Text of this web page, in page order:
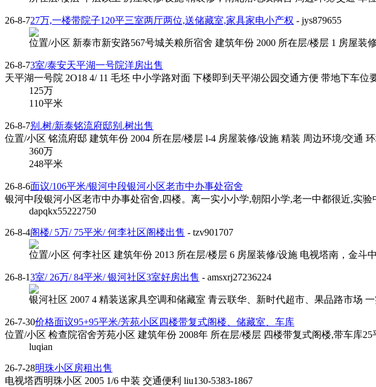
26-8-727万,一楼带院子120平三室两厅两位,送储藏室,家具家电小产权 - jys879655
位置/小区 新泰市新安路567号城关粮所宿舍 建筑年份 2000 所在层/楼层 1 房屋
26-8-73室/泰安天平湖一号院洋房出售
天平湖一号院 2O18 4/ 11 毛坯 中小学路对面 下楼即到天平湖公园交通方便 带地下车位
125万
110平米
26-8-7别.树/新泰铭流府邸别.树出售
位置/小区 铭流府邸 建筑年份 2004 所在层/楼层 l-4 房屋装修/设施 精装 周边环境/交通
360万
248平米
26-8-6面议/106平米/银河中段银河小区老市中办事处宿舍
银河中段银河小区老市中办事处宿舍,四楼。离一实小小学,朝阳小学,老一中都很近,实
dapqkx55222750
26-8-4阁楼/ 5万/ 75平米/ 何李社区阁楼出售 - tzv901707
位置/小区 何李社区 建筑年份 2013 所在层/楼层 6 房屋装修/设施 电视塔南，金
26-8-13室/ 26万/ 84平米/ 银河社区3室好房出售 - amsxrj27236224
银河社区 2007 4 精装送家具空调和储藏室 青云联华、新时代超市、果品路市场
26-7-30价格面议95+95平米/芳苑小区四楼带复式阁楼、储藏室、车库
位置/小区 检查院宿舍芳苑小区 建筑年份 2008年 所在层/楼层 四楼带复式阁楼,带车库
luqian
26-7-28明珠小区房租出售
电视塔西明珠小区 2005 1/6 中装 交通便利 liu130-5383-1867